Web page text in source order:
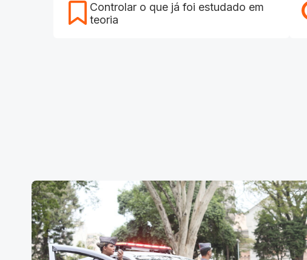
Controlar o que já foi estudado em
teoria